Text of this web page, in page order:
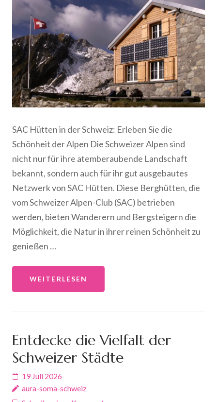
SAC Hütten in der Schweiz: Erleben Sie die
Schönheit der Alpen Die Schweizer Alpen sind
nicht nur für ihre atemberaubende Landschaft
bekannt, sondern auch für ihr gut ausgebautes
Netzwerk von SAC Hütten. Diese Berghütten, die
vom Schweizer Alpen-Club (SAC) betrieben
werden, bieten Wanderern und Bergsteigern die
Möglichkeit, die Natur in ihrer reinen Schönheit zu
genießen …
WEITERLESEN
Entdecke die Vielfalt der
Schweizer Städte
19 Juli 2026
aura-soma-schweiz